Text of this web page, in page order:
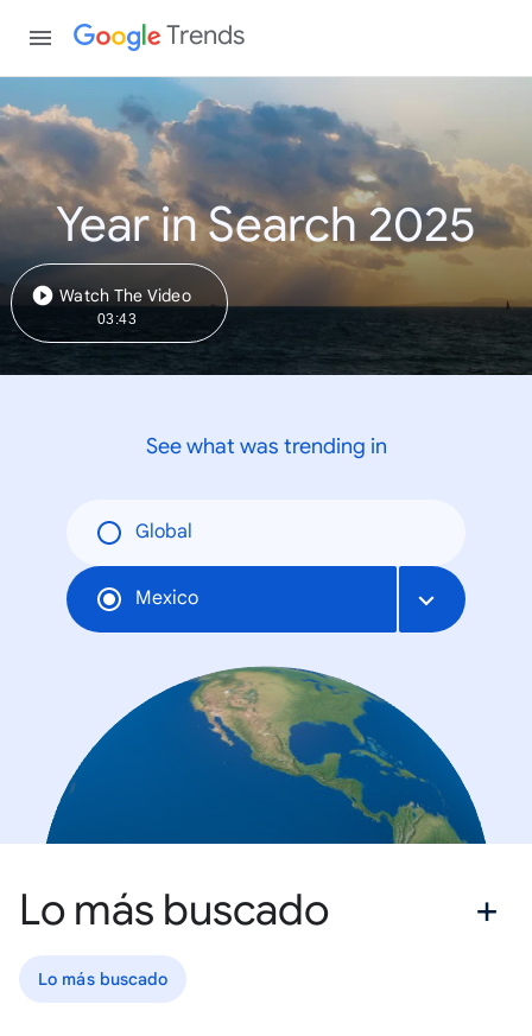
Trends
Year in Search 2025
Watch The Video
03:43
See what was trending in
Global
Mexico
Lo más buscado
Lo más buscado